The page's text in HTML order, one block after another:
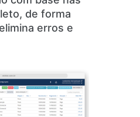
de forma
erros e